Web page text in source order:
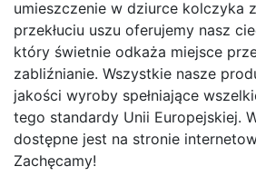
umieszczenie w dziurce kolczyka
przekłuciu uszu oferujemy nasz
który świetnie odkaża miejsce
zabliźnianie. Wszystkie nasze
jakości wyroby spełniające
tego standardy Unii Europejskiej.
dostępne jest na stronie
Zachęcamy!